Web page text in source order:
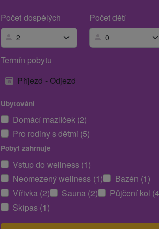
Počet dospělých
Počet dětí
Termín pobytu
Příjezd - Odjezd
Ubytování
Domácí mazlíček (2)
Pro rodiny s dětmi (5)
Pobyt zahrnuje
Vstup do wellness (1)
Neomezený wellness (1)
Bazén (1)
Vířivka (2)
Sauna (2)
Půjčení kol
Skipas (1)